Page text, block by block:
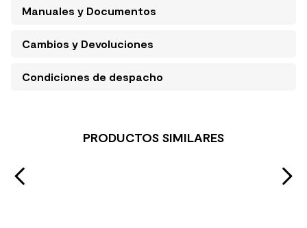
Manuales y Documentos
Cambios y Devoluciones
Condiciones de despacho
PRODUCTOS SIMILARES